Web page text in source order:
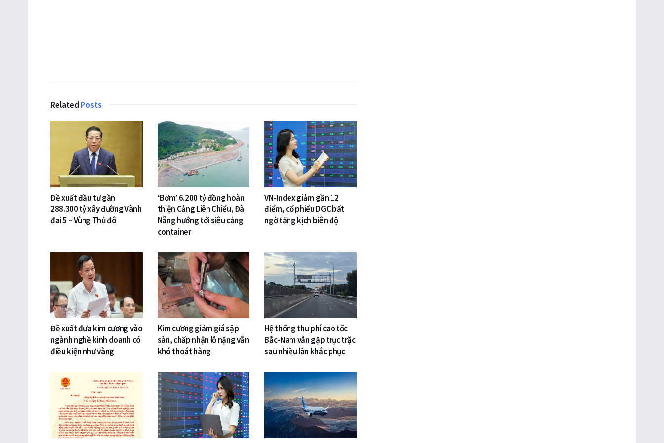
Related Posts
Đề xuất đầu tư gần
288.300 tỷ xây đường Vành
đai 5 – Vùng Thủ đô
‘Bơm’ 6.200 tỷ đồng hoàn
thiện Cảng Liên Chiểu, Đà
Nẵng hướng tới siêu cảng
container
VN-Index giảm gần 12
điểm, cổ phiếu DGC bất
ngờ tăng kịch biên độ
Đề xuất đưa kim cương vào
ngành nghề kinh doanh có
điều kiện như vàng
Kim cương giảm giá sập
sàn, chấp nhận lỗ nặng vẫn
khó thoát hàng
Hệ thống thu phí cao tốc
Bắc-Nam vẫn gặp trục trặc
sau nhiều lần khắc phục